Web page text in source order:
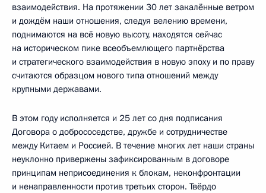
взаимодействия. На протяжении 30 лет закалённые ветром
и дождём наши отношения, следуя велению времени,
поднимаются на всё новую высоту, находятся сейчас
на историческом пике всеобъемлющего партнёрства
и стратегического взаимодействия в новую эпоху и по праву
считаются образцом нового типа отношений между
крупными державами.
В этом году исполняется и 25 лет со дня подписания
Договора о добрососедстве, дружбе и сотрудничестве
между Китаем и Россией. В течение многих лет наши страны
неуклонно привержены зафиксированным в договоре
принципам неприсоединения к блокам, неконфронтации
и ненаправленности против третьих сторон. Твёрдо